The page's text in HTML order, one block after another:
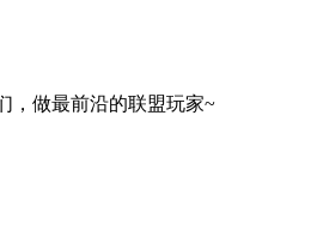
，做最前沿的联盟玩家~